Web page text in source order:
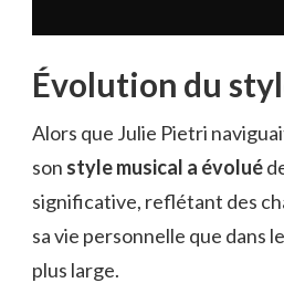
Évolution du
Alors que Julie Pietri
son style musical a évolué
significative, reflétant des
sa vie personnelle que dans
plus large.